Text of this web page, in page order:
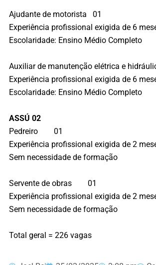
Ajudante de motorista 01
Experiência profissional exigida de 6
Escolaridade: Ensino Médio Completo
Auxiliar de manutenção elétrica e
Experiência profissional exigida de 6
Escolaridade: Ensino Médio Completo
ASSÚ 02
Pedreiro 01
Experiência profissional exigida de 2
Sem necessidade de formação
Servente de obras 01
Experiência profissional exigida de 2
Sem necessidade de formação
Total geral = 226 vagas